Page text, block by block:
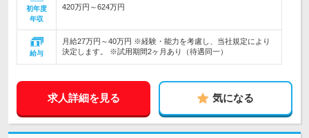
初年度
年収
420万円～624万円
給与
月給27万円～40万円 ※経験・能力を考慮し、当社規定により
決定します。 ※試用期間2ヶ月あり（待遇同一）
求人詳細を見る 気になる